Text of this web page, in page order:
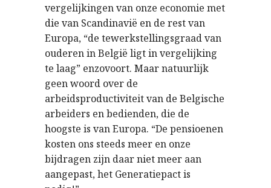
vergelijkingen van onze economie met
die van Scandinavië en de rest van
Europa, “de tewerkstellingsgraad van
ouderen in België ligt in vergelijking
te laag” enzovoort. Maar natuurlijk
geen woord over de
arbeidsproductiviteit van de Belgische
arbeiders en bedienden, die de
hoogste is van Europa. “De pensioenen
kosten ons steeds meer en onze
bijdragen zijn daar niet meer aan
aangepast, het Generatiepact is